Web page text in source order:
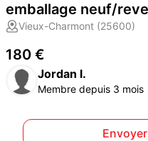
emballage neuf/
Vieux-Charmont (25600)
180 €
Jordan l.
Membre depuis 3 mois